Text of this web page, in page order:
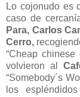
Lo cojonudo es
caso de
Para, Carlos
Cerro,
“Cheap chinese
volvieron al
“Somebody´s
los